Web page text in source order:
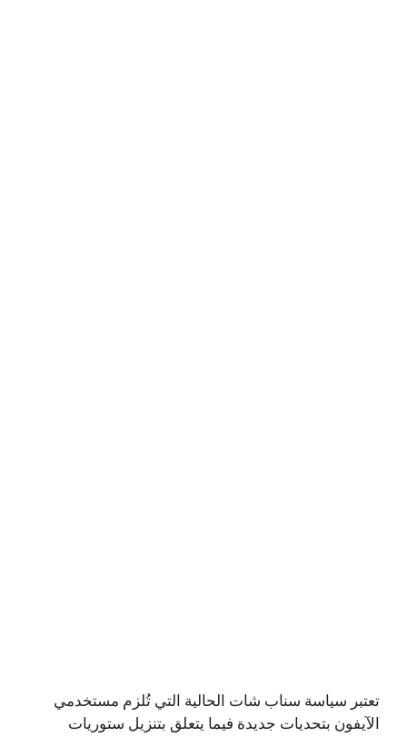
تعتبر سياسة سناب شات الحالية التي تُلزم مستخدمي
الآيفون بتحديات جديدة فيما يتعلق بتنزيل ستوريات